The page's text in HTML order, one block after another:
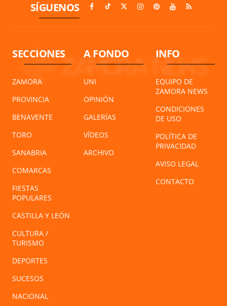
SÍGUENOS
SECCIONES
ZAMORA
PROVINCIA
BENAVENTE
TORO
SANABRIA
COMARCAS
FIESTAS
POPULARES
CASTILLA Y LEÓN
CULTURA /
TURISMO
DEPORTES
SUCESOS
NACIONAL
A FONDO
UNI
OPINIÓN
GALERÍAS
VÍDEOS
ARCHIVO
INFO
EQUIPO DE
ZAMORA NEWS
CONDICIONES
DE USO
POLÍTICA DE
PRIVACIDAD
AVISO LEGAL
CONTACTO